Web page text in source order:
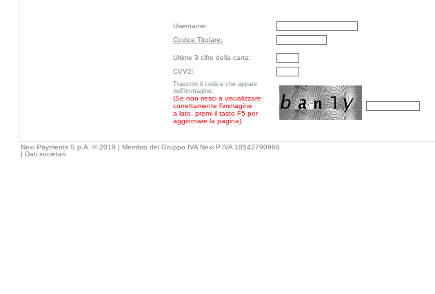
Username:
Codice Titolare:
Ultime 3 cifre della carta:
CVV2:
Trascrivi il codice che appare
nell'immagine.
(Se non riesci a visualizzare
correttamente l'immagine
a lato, premi il tasto F5 per
aggiornare la pagina)
Nexi Payments S.p.A. © 2019 | Membro del Gruppo IVA Nexi P.IVA 10542790968
| Dati societari